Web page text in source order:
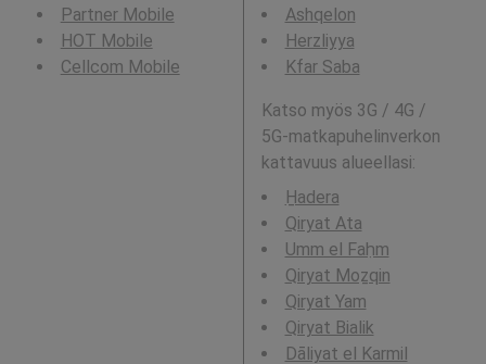
Partner Mobile
HOT Mobile
Cellcom Mobile
Ashqelon
Herzliyya
Kfar Saba
Katso myös 3G / 4G /
5G-matkapuhelinverkon
kattavuus alueellasi:
H̱adera
Qiryat Ata
Umm el Faḥm
Qiryat Moẕqin
Qiryat Yam
Qiryat Bialik
Dāliyat el Karmil